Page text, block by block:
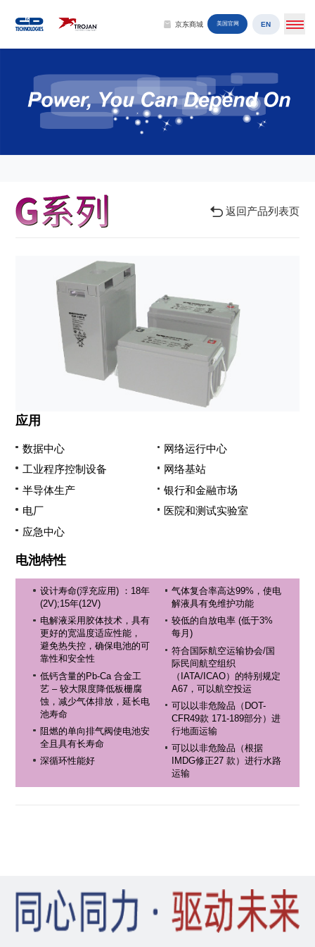
京东商城 美国官网 EN
返回产品列表页
应用
数据中心
网络运行中心
工业程序控制设备
网络基站
半导体生产
银行和金融市场
电厂
医院和测试实验室
应急中心
电池特性
设计寿命(浮充应用) ：18年
(2V);15年(12V)
电解液采用胶体技术，具有
更好的宽温度适应性能，
避免热失控，确保电池的可
靠性和安全性
低钙含量的Pb-Ca 合金工
艺 – 较大限度降低板栅腐
蚀，减少气体排放，延长电
池寿命
阻燃的单向排气阀使电池安
全且具有长寿命
深循环性能好
气体复合率高达99%，使电
解液具有免维护功能
较低的自放电率 (低于3%
每月)
符合国际航空运输协会/国
际民间航空组织
（IATA/ICAO）的特别规定
A67，可以航空投运
可以以非危险品（DOT-
CFR49款 171-189部分）进
行地面运输
可以以非危险品（根据
IMDG修正27 款）进行水路
运输